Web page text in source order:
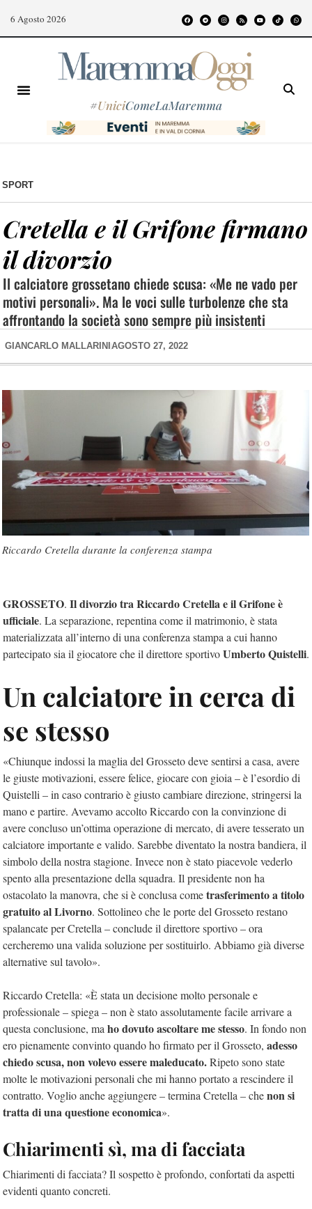
6 Agosto 2026
#UniciComeLaMaremma
SPORT
Cretella e il Grifone firmano
il divorzio
Il calciatore grossetano chiede scusa: «Me ne vado per
motivi personali». Ma le voci sulle turbolenze che sta
affrontando la società sono sempre più insistenti
GIANCARLO MALLARINI AGOSTO 27, 2022
Riccardo Cretella durante la conferenza stampa
GROSSETO. Il divorzio tra Riccardo Cretella e il Grifone è
ufficiale. La separazione, repentina come il matrimonio, è stata
materializzata all’interno di una conferenza stampa a cui hanno
partecipato sia il giocatore che il direttore sportivoUmberto Quistelli.
Un calciatore in cerca di
se stesso
«Chiunque indossi la maglia del Grosseto deve sentirsi a casa, avere
le giuste motivazioni, essere felice, giocare con gioia – è l’esordio di
Quistelli – in caso contrario è giusto cambiare direzione, stringersi la
mano e partire. Avevamo accolto Riccardo con la convinzione di
avere concluso un’ottima operazione di mercato, di avere tesserato un
calciatore importante e valido. Sarebbe diventato la nostra bandiera, il
simbolo della nostra stagione. Invece non è stato piacevole vederlo
spento alla presentazione della squadra. Il presidente non ha
ostacolato la manovra, che si è conclusa cometrasferimento a titolo
gratuito al Livorno. Sottolineo che le porte del Grosseto restano
spalancate per Cretella – conclude il direttore sportivo – ora
cercheremo una valida soluzione per sostituirlo. Abbiamo già diverse
alternative sul tavolo».
Riccardo Cretella: «È stata un decisione molto personale e
professionale – spiega – non è stato assolutamente facile arrivare a
questa conclusione, ma ho dovuto ascoltare me stesso. In fondo non
ero pienamente convinto quando ho firmato per il Grosseto, adesso
chiedo scusa, non volevo essere maleducato.Ripeto sono state
molte le motivazioni personali che mi hanno portato a rescindere il
contratto. Voglio anche aggiungere – termina Cretella – chenon si
tratta di una questione economica».
Chiarimenti sì, ma di facciata
Chiarimenti di facciata? Il sospetto è profondo, confortati da aspetti
evidenti quanto concreti.